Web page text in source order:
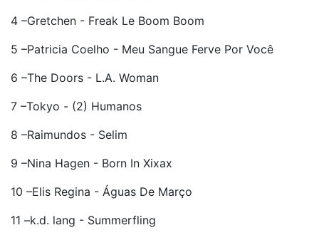
4 –Gretchen - Freak Le Boom Boom
5 –Patricia Coelho - Meu Sangue Ferve Por Você
6 –The Doors - L.A. Woman
7 –Tokyo - (2) Humanos
8 –Raimundos - Selim
9 –Nina Hagen - Born In Xixax
10 –Elis Regina - Águas De Março
11 –k.d. lang - Summerfling